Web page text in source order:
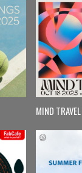
MIND TRAVEL